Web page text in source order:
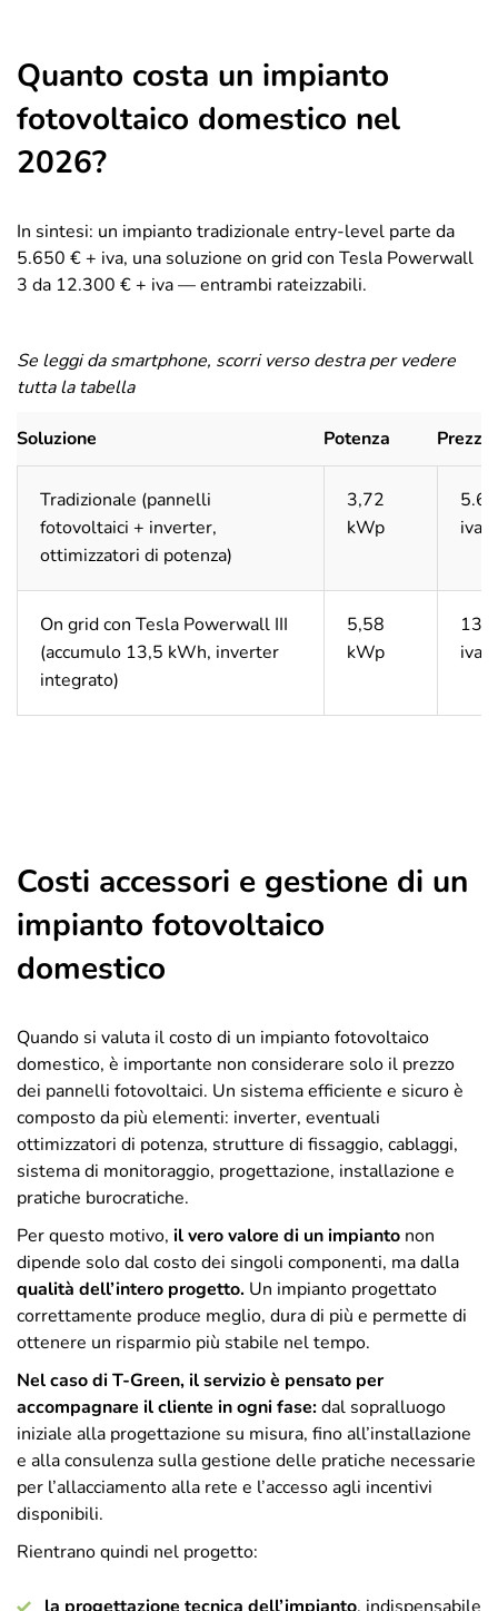
Quanto costa un impianto
fotovoltaico domestico nel
2026?
In sintesi: un impianto tradizionale entry-level parte da
5.650 € + iva, una soluzione on grid con Tesla Powerwall
3 da 12.300 € + iva — entrambi rateizzabili.
Se leggi da smartphone, scorri verso destra per vedere
tutta la tabella
Soluzione Potenza Prezzo
Tradizionale (pannelli
fotovoltaici + inverter,
ottimizzatori di potenza)
3,72
kWp
iva
On grid con Tesla Powerwall III
(accumulo 13,5 kWh, inverter
integrato)
5,58
kWp
iva
Costi accessori e gestione di un
impianto fotovoltaico
domestico
Quando si valuta il costo di un impianto fotovoltaico
domestico, è importante non considerare solo il prezzo
dei pannelli fotovoltaici. Un sistema efficiente e sicuro è
composto da più elementi: inverter, eventuali
ottimizzatori di potenza, strutture di fissaggio, cablaggi,
sistema di monitoraggio, progettazione, installazione e
pratiche burocratiche.
Per questo motivo, il vero valore di un impianto non
dipende solo dal costo dei singoli componenti, ma dalla
qualità dell’intero progetto. Un impianto progettato
correttamente produce meglio, dura di più e permette di
ottenere un risparmio più stabile nel tempo.
Nel caso di T-Green, il servizio è pensato per
accompagnare il cliente in ogni fase:dal sopralluogo
iniziale alla progettazione su misura, fino all’installazione
e alla consulenza sulla gestione delle pratiche necessarie
per l’allacciamento alla rete e l’accesso agli incentivi
disponibili.
Rientrano quindi nel progetto: